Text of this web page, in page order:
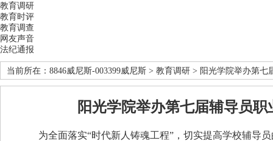
教育调研
教育时评
教育调查
网友声音
法纪通报
当前所在： 8846威尼斯-003399威尼斯 > 教育调研 > 阳光学院举办第七
阳光学院举办第七届辅导员职
为全面落实“时代新人铸魂工程”，切实提高学校辅导员